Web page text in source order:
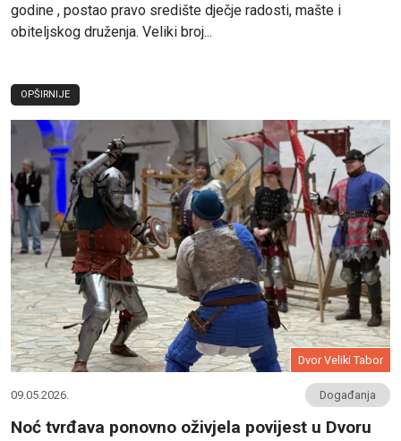
godine , postao pravo središte dječje radosti, mašte i
obiteljskog druženja. Veliki broj...
OPŠIRNIJE
Dvor Veliki Tabor
09.05.2026. Događanja
Noć tvrđava ponovno oživjela povijest u Dvoru